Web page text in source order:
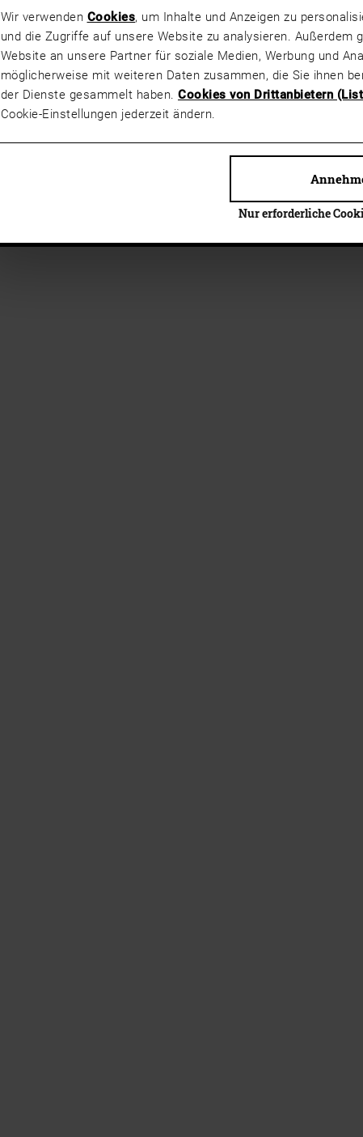
Wir verwenden Cookies, um Inhalte und Anzeigen zu
und die Zugriffe auf unsere Website zu analysieren. Außerdem
Website an unsere Partner für soziale Medien, Werbung und
möglicherweise mit weiteren Daten zusammen, die Sie ihnen
der Dienste gesammelt haben. Cookies von Drittanbietern
Cookie-Einstellungen jederzeit ändern.
Nur erforderliche